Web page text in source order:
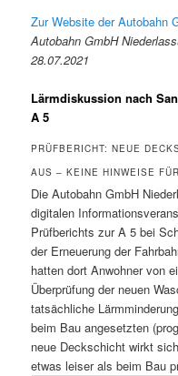
Zur Website der Autobahn
Autobahn GmbH
28.07.2021
Lärmdiskussion nach
A 5
PRÜFBERICHT: NEUE
AUS – KEINE HINWEISE
Die Autobahn GmbH
digitalen
Prüfberichts zur A 5 bei
der Erneuerung der
hatten dort Anwohner von
Überprüfung der neuen
tatsächliche
beim Bau angesetzten
neue Deckschicht wirkt
etwas leiser als beim Bau